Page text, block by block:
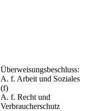
Überweisungsbeschluss:
A. f. Arbeit und Soziales
(f)
A. f. Recht und
Verbraucherschutz